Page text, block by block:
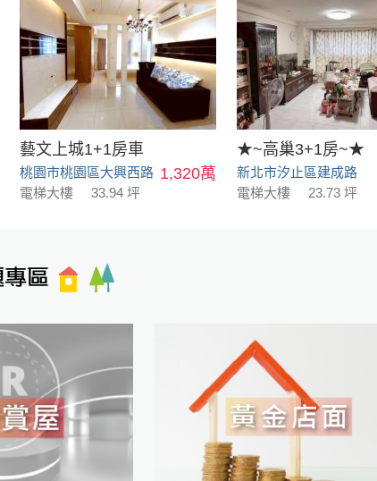
藝文上城1+1房車
桃園市桃園區大興西路 1,320萬
電梯大樓 33.94 坪
★~高巢3+1房~★
新北市汐止區建成路
電梯大樓 23.73 坪